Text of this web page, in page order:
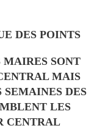
DES POINTS
SONT
MAIS
DES
LES
CENTRAL